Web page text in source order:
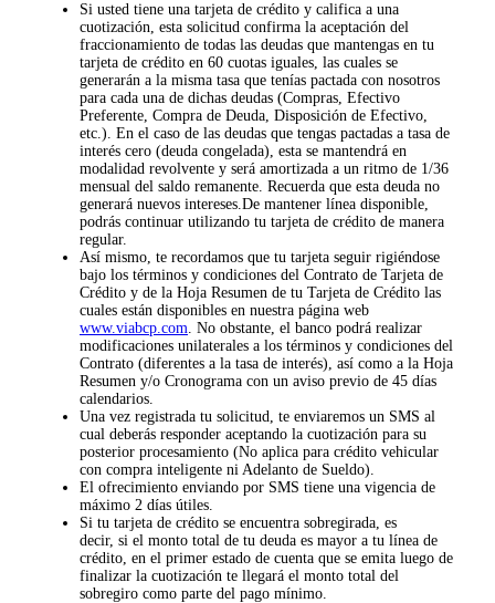
Si usted tiene una tarjeta de crédito y califica a una
cuotización, esta solicitud confirma la aceptación del
fraccionamiento de todas las deudas que mantengas en tu
tarjeta de crédito en 60 cuotas iguales, las cuales se
generarán a la misma tasa que tenías pactada con nosotros
para cada una de dichas deudas (Compras, Efectivo
Preferente, Compra de Deuda, Disposición de Efectivo,
etc.). En el caso de las deudas que tengas pactadas a tasa de
interés cero (deuda congelada), esta se mantendrá en
modalidad revolvente y será amortizada a un ritmo de 1/36
mensual del saldo remanente. Recuerda que esta deuda no
generará nuevos intereses.De mantener línea disponible,
podrás continuar utilizando tu tarjeta de crédito de manera
regular.
Así mismo, te recordamos que tu tarjeta seguir rigiéndose
bajo los términos y condiciones del Contrato de Tarjeta de
Crédito y de la Hoja Resumen de tu Tarjeta de Crédito las
cuales están disponibles en nuestra página web
www.viabcp.com. No obstante, el banco podrá realizar
modificaciones unilaterales a los términos y condiciones del
Contrato (diferentes a la tasa de interés), así como a la Hoja
Resumen y/o Cronograma con un aviso previo de 45 días
calendarios.
Una vez registrada tu solicitud, te enviaremos un SMS al
cual deberás responder aceptando la cuotización para su
posterior procesamiento (No aplica para crédito vehicular
con compra inteligente ni Adelanto de Sueldo).
El ofrecimiento enviando por SMS tiene una vigencia de
máximo 2 días útiles.
Si tu tarjeta de crédito se encuentra sobregirada, es
decir, si el monto total de tu deuda es mayor a tu línea de
crédito, en el primer estado de cuenta que se emita luego de
finalizar la cuotización te llegará el monto total del
sobregiro como parte del pago mínimo.